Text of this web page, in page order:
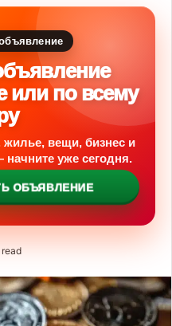
или по всему
жилье, вещи, бизнес и
уже сегодня.
ОБЪЯВЛЕНИЕ